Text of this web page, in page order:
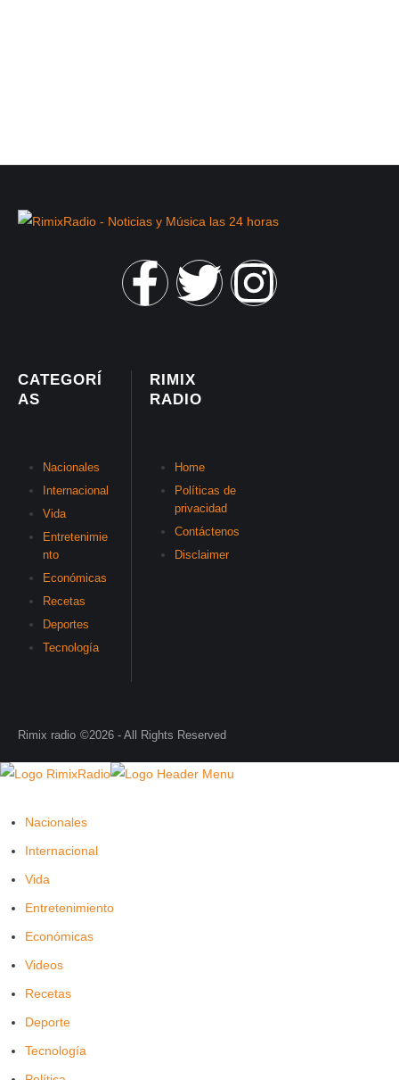
RIMIX
RADIO
Home
Políticas de
privacidad
Contáctenos
Disclaimer
CATEGORÍ
AS
Nacionales
Internacional
Vida
Entretenimie
nto
Económicas
Recetas
Deportes
Tecnología
Rimix radio ©2026 - All Rights Reserved
Nacionales
Internacional
Vida
Entretenimiento
Económicas
Videos
Recetas
Deporte
Tecnología